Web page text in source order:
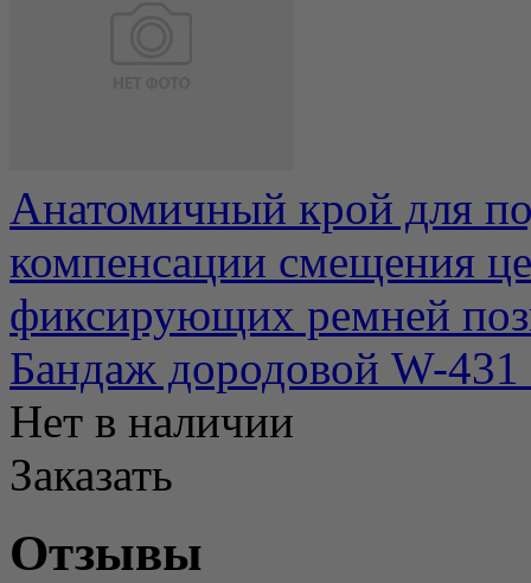
Анатомичный крой для
компенсации смещения
фиксирующих ремней
Бандаж дородовой W-
Нет в наличии
Заказать
Отзывы